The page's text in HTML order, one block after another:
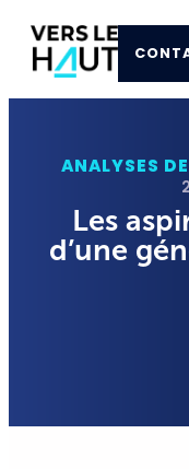
ANALYSES
Les
d’une